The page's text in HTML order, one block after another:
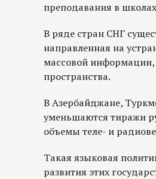
преподавания в
В ряде стран СНГ
направленная на
массовой информации,
пространства.
В Азербайджане,
уменьшаются тиражи
объемы теле- и
Такая языковая
развития этих